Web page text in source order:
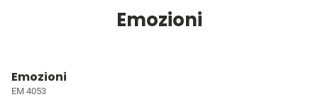
Emozioni
Emozioni
EM 4053